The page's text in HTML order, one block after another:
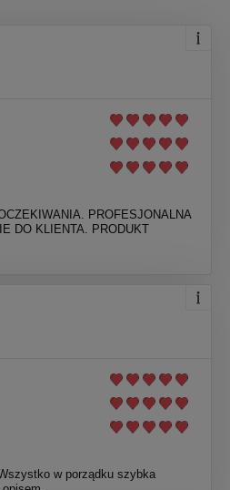
PROFESJONALNA
DO KLIENTA. PRODUKT
w porządku szybka